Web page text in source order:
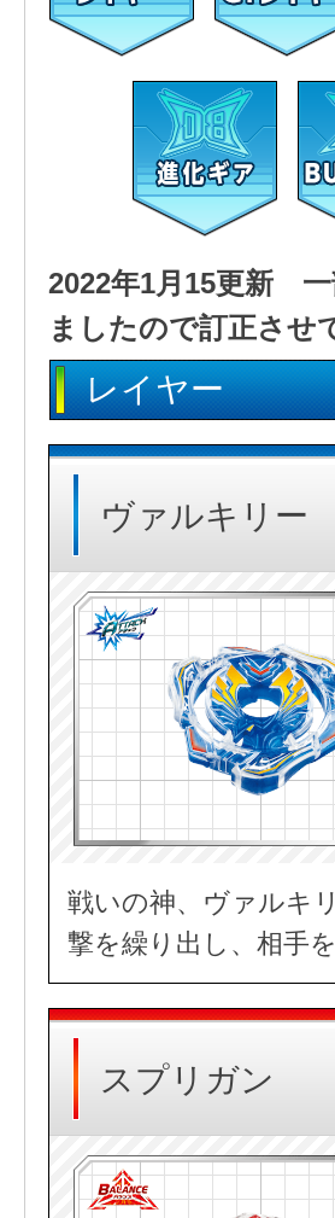
2022年1月15更新
ましたので訂正させ
レイヤー
ヴァルキリー
戦いの神、ヴァルキ
撃を繰り出し、相手
スプリガン